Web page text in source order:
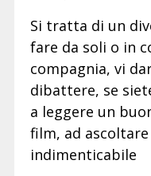
Si tratta di un
fare da soli o in
compagnia, vi
dibattere, se
a leggere un
film, ad
indimenticabile